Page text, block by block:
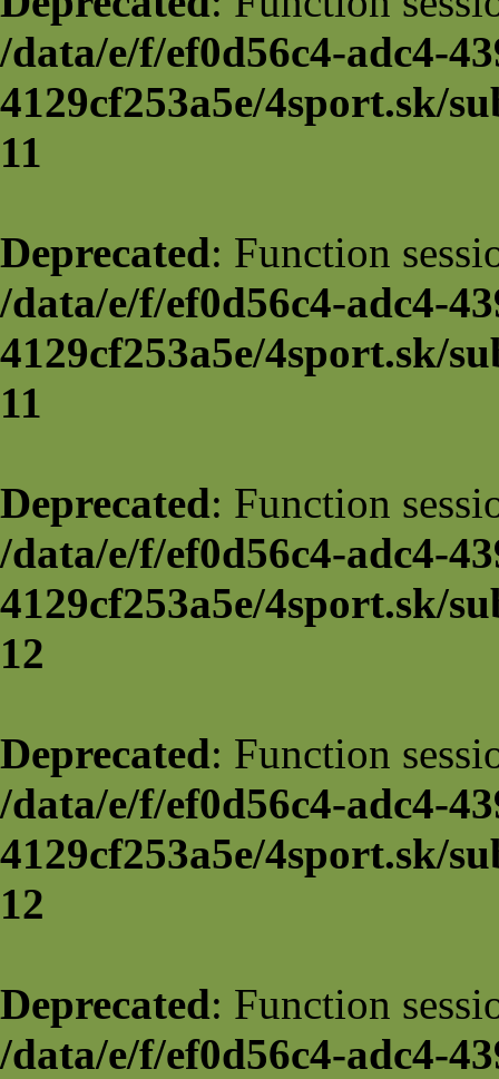
/data/e/f/ef0d56c4-adc4-
4129cf253a5e/4sport.sk/
11
Deprecated: Function
/data/e/f/ef0d56c4-adc4-
4129cf253a5e/4sport.sk/
11
Deprecated: Function
/data/e/f/ef0d56c4-adc4-
4129cf253a5e/4sport.sk/
12
Deprecated: Function
/data/e/f/ef0d56c4-adc4-
4129cf253a5e/4sport.sk/
12
Deprecated: Function
/data/e/f/ef0d56c4-adc4-